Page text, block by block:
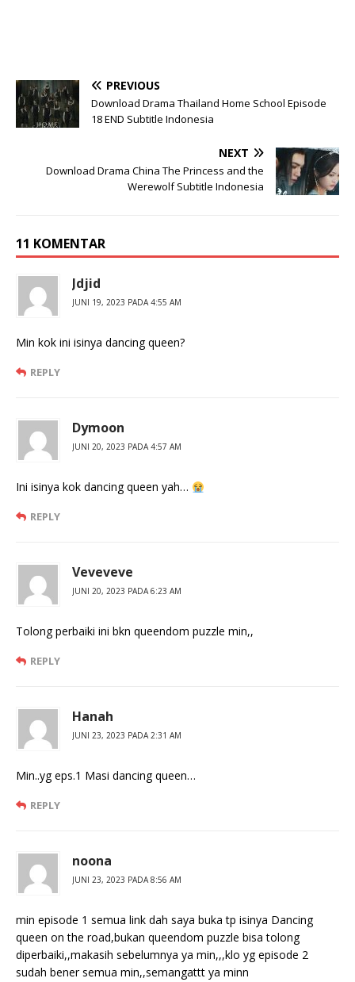
PREVIOUS
Download Drama Thailand Home School Episode
18 END Subtitle Indonesia
NEXT
Download Drama China The Princess and the
Werewolf Subtitle Indonesia
11 KOMENTAR
Jdjid
JUNI 19, 2023 PADA 4:55 AM
Min kok ini isinya dancing queen?
REPLY
Dymoon
JUNI 20, 2023 PADA 4:57 AM
Ini isinya kok dancing queen yah…
REPLY
Veveveve
JUNI 20, 2023 PADA 6:23 AM
Tolong perbaiki ini bkn queendom puzzle min,,
REPLY
Hanah
JUNI 23, 2023 PADA 2:31 AM
Min..yg eps.1 Masi dancing queen…
REPLY
noona
JUNI 23, 2023 PADA 8:56 AM
min episode 1 semua link dah saya buka tp isinya Dancing
queen on the road,bukan queendom puzzle bisa tolong
diperbaiki,,makasih sebelumnya ya min,,,klo yg episode 2
sudah bener semua min,,semangattt ya minn